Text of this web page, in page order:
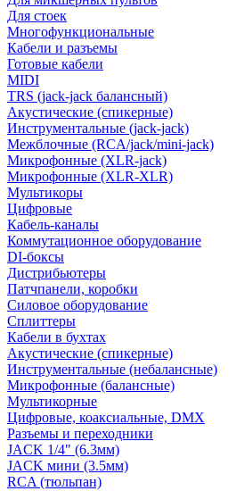
Для стоек
Многофункциональные
Кабели и разъемы
Готовые кабели
MIDI
TRS (jack-jack балансный)
Акустические (спикерные)
Инструментальные (jack-jack)
Межблочные (RCA/jack/mini-jack)
Микрофонные (XLR-jack)
Микрофонные (XLR-XLR)
Мультикоры
Цифровые
Кабель-каналы
Коммутационное оборудование
DI-боксы
Дистрибьютеры
Патчпанели, коробки
Силовое оборудование
Сплиттеры
Кабели в бухтах
Акустические (спикерные)
Инструментальные (небалансные)
Микрофонные (балансные)
Мультикорные
Цифровые, коаксиальные, DMX
Разъемы и переходники
JACK 1/4" (6.3мм)
JACK мини (3.5мм)
RCA (тюльпан)